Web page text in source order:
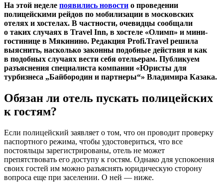
На этой неделе появились новости о проведении
полицейскими рейдов по мобилизации в московских
отелях и хостелах. В частности, очевидцы сообщали
о таких случаях в Travel Inn, в хостеле «Олимп» и мини-
гостинице в Мякинино. Редакция Profi.Travel решила
выяснить, насколько законны подобные действия и как
в подобных случаях вести себя отельерам. Публикуем
разъяснения специалиста компании «Юристы для
турбизнеса „Байбородин и партнеры“» Владимира Казака.
Обязан ли отель пускать полицейских
к гостям?
Если полицейский заявляет о том, что он проводит проверку
паспортного режима, чтобы удостовериться, что все
постояльцы зарегистрированы, отель не может
препятствовать его доступу к гостям. Однако для успокоения
своих гостей им можно разъяснять юридическую сторону
вопроса еще при заселении. О ней — ниже.